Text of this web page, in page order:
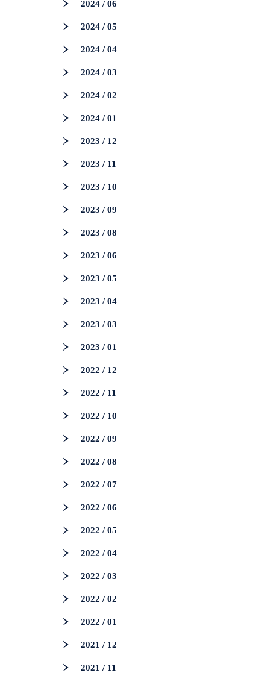
2024 / 06
2024 / 05
2024 / 04
2024 / 03
2024 / 02
2024 / 01
2023 / 12
2023 / 11
2023 / 10
2023 / 09
2023 / 08
2023 / 06
2023 / 05
2023 / 04
2023 / 03
2023 / 01
2022 / 12
2022 / 11
2022 / 10
2022 / 09
2022 / 08
2022 / 07
2022 / 06
2022 / 05
2022 / 04
2022 / 03
2022 / 02
2022 / 01
2021 / 12
2021 / 11